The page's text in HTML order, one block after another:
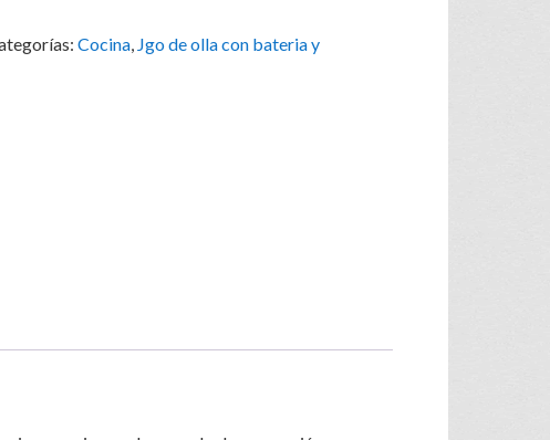
Cocina, Jgo de olla con bateria y